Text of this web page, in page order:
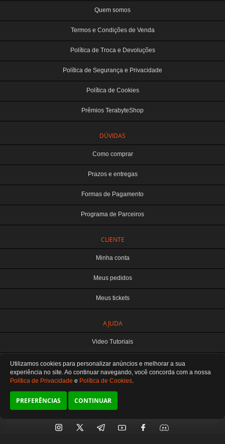
Quem somos
Termos e Condições de Venda
Política de Troca e Devoluções
Política de Segurança e Privacidade
Política de Cookies
Prêmios TerabyteShop
DÚVIDAS
Como comprar
Prazos e entregas
Formas de Pagamento
Programa de Parceiros
CLIENTE
Minha conta
Meus pedidos
Meus tickets
AJUDA
Video Tutoriais
Manuseio do Produto
Fale Conosco
SIGA-NOS
TERABYTE ATACADO E VAREJO DE PRODUTOS DE INFORMATICA LTDA
CNPJ: 07.993.973/0001-18 | Curitiba-PR
do Google se aplicam.
De segunda a sexta das 8:30 às 12H / 13H às 18H
SOMOS E-COMMERCE - NÃO TEMOS ATENDIMENTO LOCAL
Preferências de cookies
Utilizamos cookies para personalizar anúncios e melhorar a sua
experiência no site. Ao continuar navegando, você concorda com a nossa
Política de Privacidade e Política de Cookies.
PREFERÊNCIAS CONTINUAR